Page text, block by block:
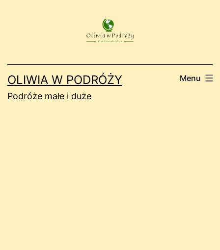
OLIWIA W PODRÓŻY
Podróże małe i duże
Menu